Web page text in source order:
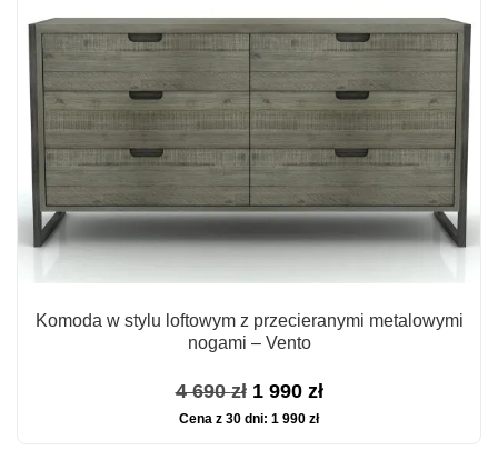
Komoda w stylu loftowym z przecieranymi metalowymi
nogami – Vento
4 690zł Pierwotna
cena
1 990 złAktualna
Cena z 30 dni: 1 990 zł